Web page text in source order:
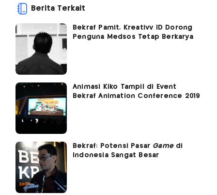
Berita Terkait
Bekraf Pamit, Kreativv ID Dorong
Penguna Medsos Tetap Berkarya
Animasi Kiko Tampil di Event
Bekraf Animation Conference 2019
Bekraf: Potensi Pasar Gamedi
Indonesia Sangat Besar